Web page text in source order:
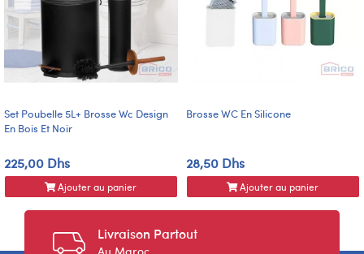
Set Poubelle 5L+ Brosse Wc Design
En Bois Et Noir
225,00 Dhs
Ajouter au panier
Brosse WC En Silicone
28,50 Dhs
Ajouter au panier
Livraison Partout